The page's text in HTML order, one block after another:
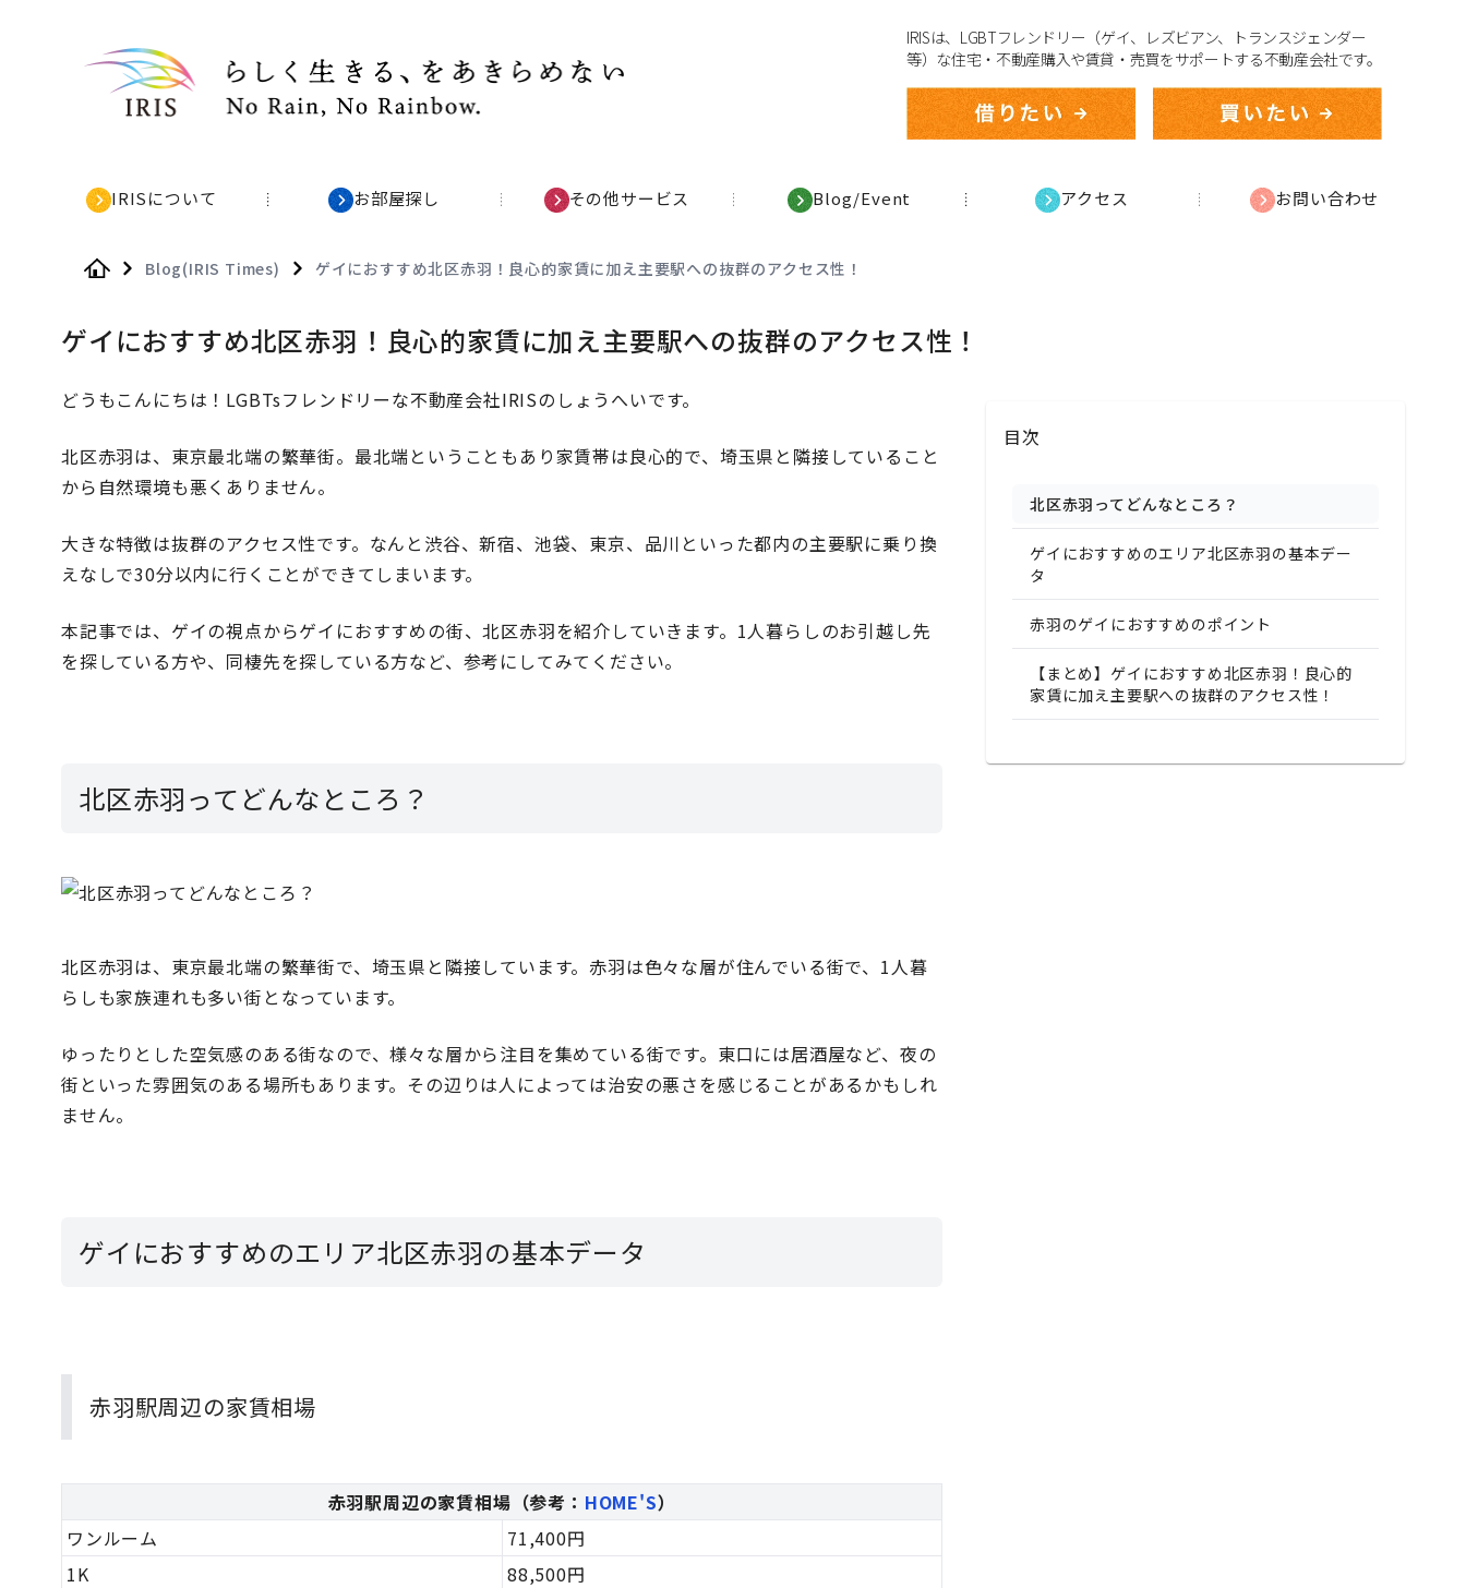
IRISは、LGBTフレンドリー（ゲイ、レズビアン、トランスジェンダー
等）な住宅・不動産購入や賃貸・売買をサポートする不動産会社です。
IRISについて お部屋探し その他サービス Blog/Event アクセス お問い合わせ
Blog(IRIS Times) ゲイにおすすめ北区赤羽！良心的家賃に加え主要駅への抜群のアクセス性！
ゲイにおすすめ北区赤羽！良心的家賃に加え主要駅への抜群のアクセス性！
どうもこんにちは！LGBTsフレンドリーな不動産会社IRISのしょうへいです。
北区赤羽は、東京最北端の繁華街。最北端ということもあり家賃帯は良心的で、埼玉県と隣接していること
から自然環境も悪くありません。
大きな特徴は抜群のアクセス性です。なんと渋谷、新宿、池袋、東京、品川といった都内の主要駅に乗り換
えなしで30分以内に行くことができてしまいます。
本記事では、ゲイの視点からゲイにおすすめの街、北区赤羽を紹介していきます。1人暮らしのお引越し先
を探している方や、同棲先を探している方など、参考にしてみてください。
北区赤羽ってどんなところ？
北区赤羽は、東京最北端の繁華街で、埼玉県と隣接しています。赤羽は色々な層が住んでいる街で、1人暮
らしも家族連れも多い街となっています。
ゆったりとした空気感のある街なので、様々な層から注目を集めている街です。東口には居酒屋など、夜の
街といった雰囲気のある場所もあります。その辺りは人によっては治安の悪さを感じることがあるかもしれ
ません。
ゲイにおすすめのエリア北区赤羽の基本データ
赤羽駅周辺の家賃相場
赤羽駅周辺の家賃相場（参考： HOME'S）
ワンルーム
71,400円
1K
88,500円
目次
北区赤羽ってどんなところ？
ゲイにおすすめのエリア北区赤羽の基本デー
タ
赤羽のゲイにおすすめのポイント
【まとめ】ゲイにおすすめ北区赤羽！良心的
家賃に加え主要駅への抜群のアクセス性！